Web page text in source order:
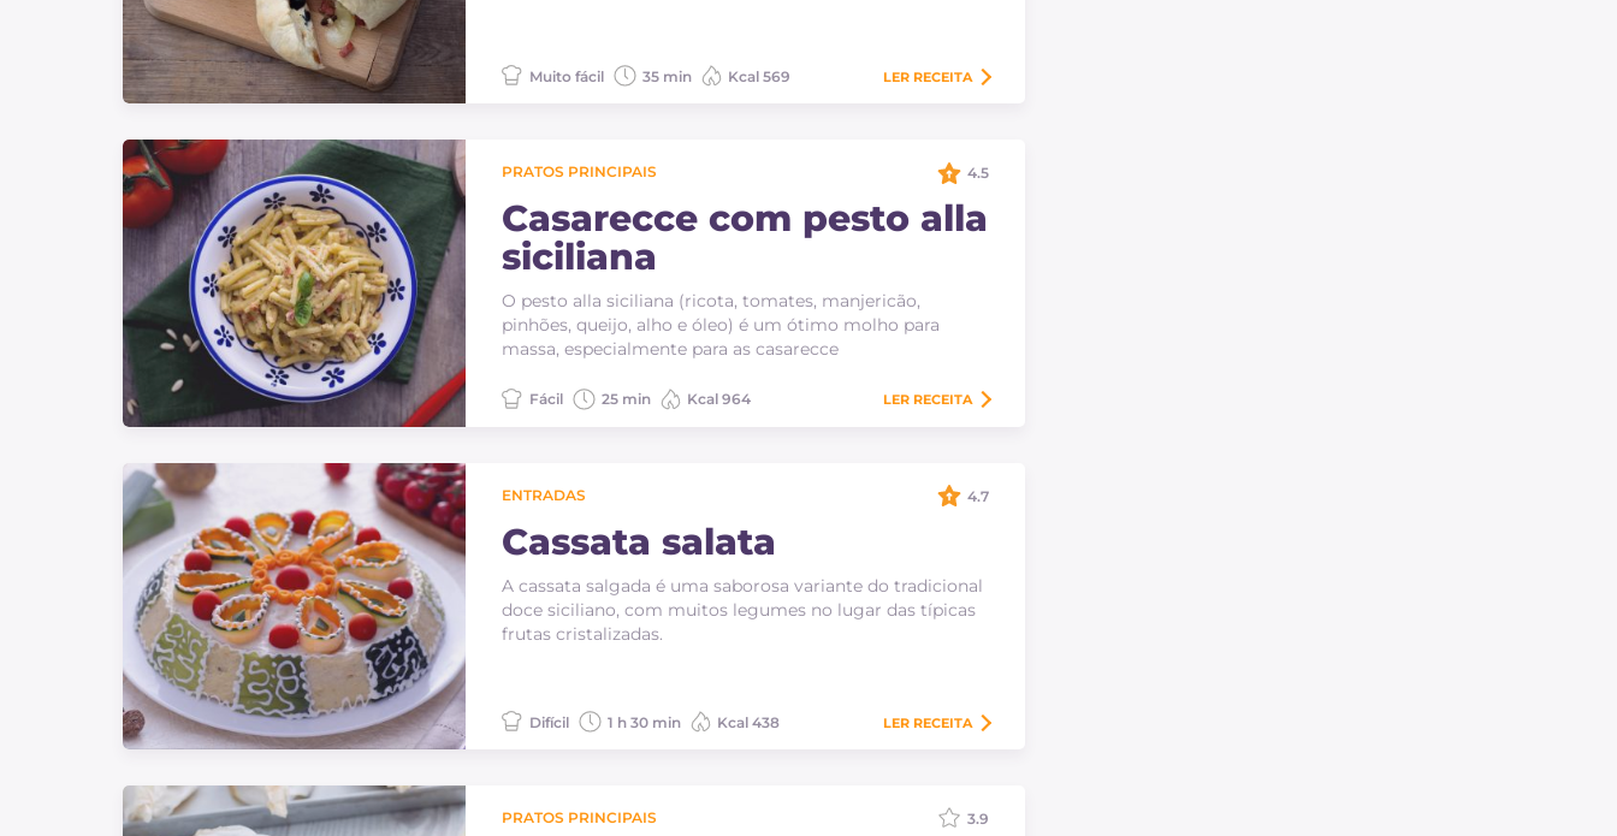
Muito fácil 35 min Kcal 569 LER RECEITA
PRATOS PRINCIPAIS
Casarecce com pesto alla
siciliana
O pesto alla siciliana (ricota, tomates, manjericão,
pinhões, queijo, alho e óleo) é um ótimo molho para
massa, especialmente para as casarecce
4.5
Fácil 25 min Kcal 964 LER RECEITA
ENTRADAS
Cassata salata
A cassata salgada é uma saborosa variante do tradicional
doce siciliano, com muitos legumes no lugar das típicas
frutas cristalizadas.
4.7
Difícil 1 h 30 min Kcal 438 LER RECEITA
PRATOS PRINCIPAIS 3.9